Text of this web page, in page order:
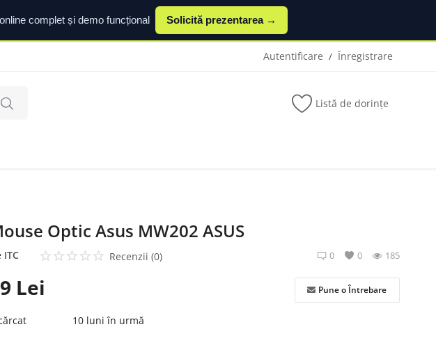
complet și demo funcțional Solicită prezentarea →
Autentificare / Înregistrare
Listă de dorințe
Optic Asus MW202 ASUS
ITC Recenzii (0) 0 0 185
Lei Pune o Întrebare
10 luni în urmă